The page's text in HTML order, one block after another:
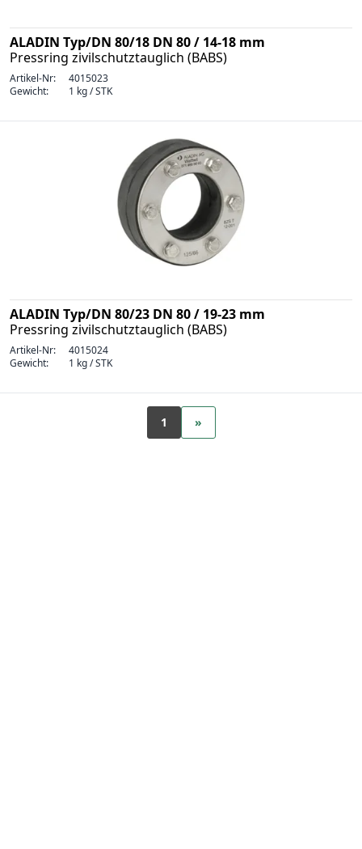
ALADIN Typ/DN 80/18 DN 80 / 14-18 mm
Pressring zivilschutztauglich (BABS)
Artikel-Nr:
4015023
Gewicht:
1 kg / STK
ALADIN Typ/DN 80/23 DN 80 / 19-23 mm
Pressring zivilschutztauglich (BABS)
Artikel-Nr:
4015024
Gewicht:
1 kg / STK
1 »